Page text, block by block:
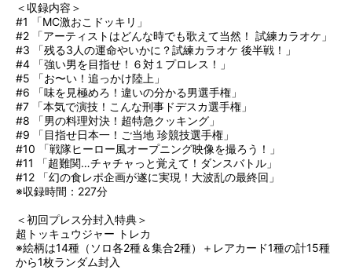
＜収録内容＞
#1 「MC激おこドッキリ」
#2 「アーティストはどんな時でも歌えて当然！ 試練カラオケ」
#3 「残る3人の運命やいかに？試練カラオケ 後半戦！」
#4 「強い男を目指せ！６対１プロレス！」
#5 「お〜い！追っかけ陸上」
#6 「味を見極めろ！違いの分かる男選手権」
#7 「本気で演技！こんな刑事ドデスカ選手権」
#8 「男の料理対決！超特急クッキング」
#9 「目指せ日本一！ご当地 珍競技選手権」
#10 「戦隊ヒーロー風オープニング映像を撮ろう！」
#11 「超難関…チャチャっと覚えて！ダンスバトル」
#12 「幻の食レポ企画が遂に実現！大波乱の最終回」
※収録時間：227分
＜初回プレス分封入特典＞
超トッキュウジャー トレカ
※絵柄は14種（ソロ各2種＆集合2種）＋レアカード1種の計15種
から1枚ランダム封入